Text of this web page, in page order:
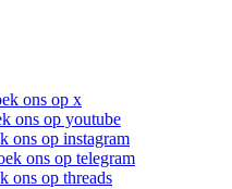
ons op x
ons op youtube
ons op instagram
ons op telegram
ons op threads